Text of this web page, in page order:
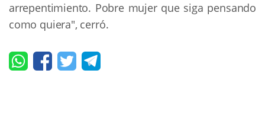
arrepentimiento. Pobre mujer que siga pensando
como quiera", cerró.